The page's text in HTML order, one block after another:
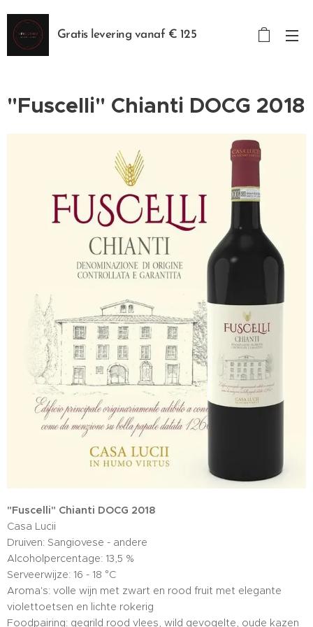
Gratis levering vanaf € 125
"Fuscelli" Chianti DOCG 2018
"Fuscelli" Chianti DOCG 2018
Casa Lucii
Druiven: Sangiovese - andere
Alcoholpercentage: 13,5 %
Serveerwijze: 16 - 18 °C
Aroma's: volle wijn met zwart en rood fruit met elegante
violettoetsen en lichte rokerig
Foodpairing: gegrild rood vlees, wild gevogelte, oude kazen